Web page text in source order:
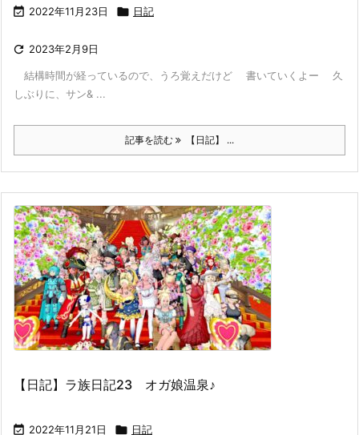
 2022年11月23日  日記
 2023年2月9日
結構時間が経っているので、うろ覚えだけど 書いていくよー 久
しぶりに、サン& ...
記事を読む 【日記】 ...
【日記】ラ族日記23 オガ娘温泉♪
 2022年11月21日  日記